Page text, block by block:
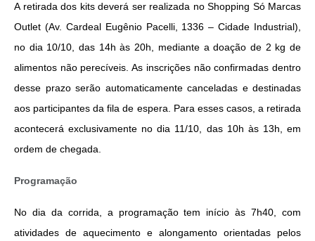
A retirada dos kits deverá ser realizada no Shopping Só Marcas
Outlet (Av. Cardeal Eugênio Pacelli, 1336 – Cidade Industrial),
no dia 10/10, das 14h às 20h, mediante a doação de 2 kg de
alimentos não perecíveis. As inscrições não confirmadas dentro
desse prazo serão automaticamente canceladas e destinadas
aos participantes da fila de espera. Para esses casos, a retirada
acontecerá exclusivamente no dia 11/10, das 10h às 13h, em
ordem de chegada.
Programação
No dia da corrida, a programação tem início às 7h40, com
atividades de aquecimento e alongamento orientadas pelos